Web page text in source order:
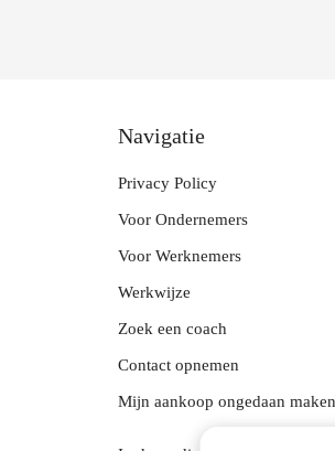
Navigatie
Privacy Policy
Voor Ondernemers
Voor Werknemers
Werkwijze
Zoek een coach
Contact opnemen
Mijn aankoop ongedaan maken